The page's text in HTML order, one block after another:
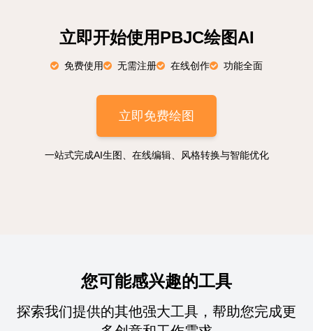
立即开始使用PBJC绘图AI
免费使用 无需注册 在线创作 功能全面
立即免费绘图
一站式完成AI生图、在线编辑、风格转换与智能优化
您可能感兴趣的工具
探索我们提供的其他强大工具，帮助您完成更